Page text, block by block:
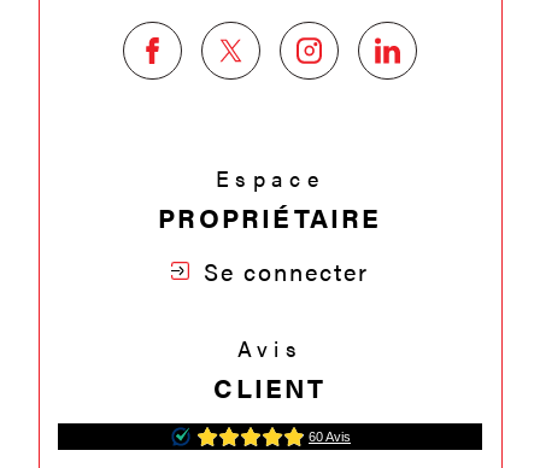
Espace
PROPRIÉTAIRE
Se connecter
Avis
CLIENT